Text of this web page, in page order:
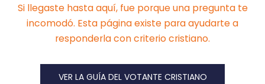
Si llegaste hasta aquí, fue porque una pregunta te
incomodó. Esta página existe para ayudarte a
responderla con criterio cristiano.
VER LA GUÍA DEL VOTANTE CRISTIANO